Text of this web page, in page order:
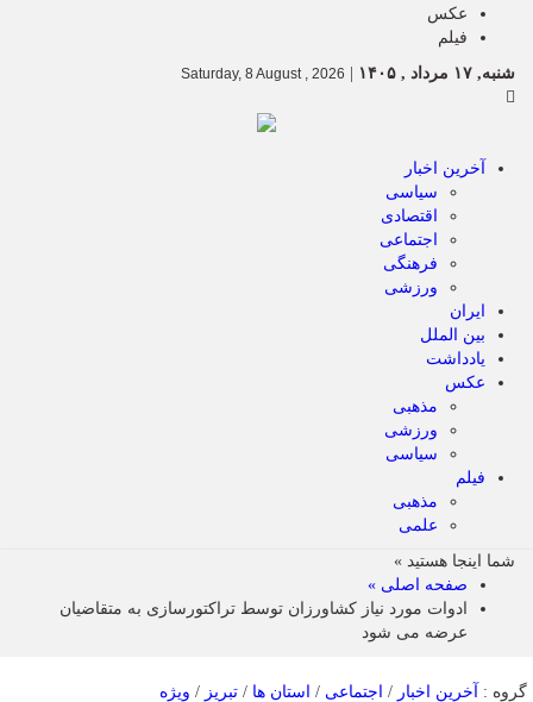
عکس
فیلم
شنبه, ۱۷ مرداد , ۱۴۰۵
Saturday, 8 August , 2026
آخرین اخبار
سیاسی
اقتصادی
اجتماعی
فرهنگی
ورزشی
ایران
بین الملل
یادداشت
عکس
مذهبی
ورزشی
سیاسی
فیلم
مذهبی
علمی
شما اینجا هستید »
صفحه اصلی »
ادوات مورد نیاز کشاورزان توسط تراکتورسازی به متقاضیان
عرضه می شود
گروه : آخرین اخبار / اجتماعی / استان ها / تبریز / ویژه